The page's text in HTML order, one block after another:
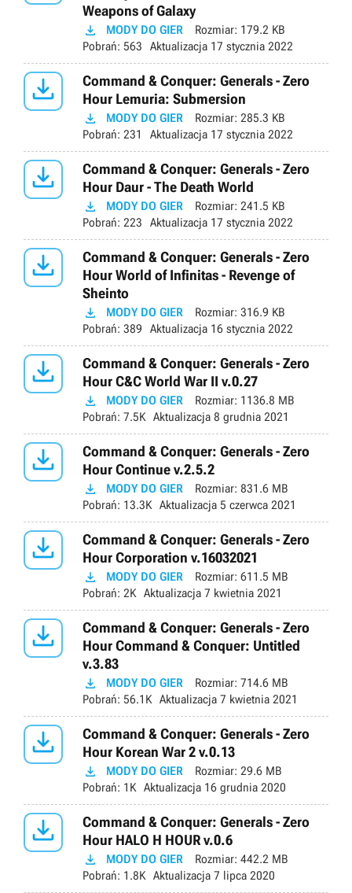
Weapons of Galaxy
 MODY DO GIER Rozmiar: 179.2 KB
Pobrań: 563 Aktualizacja 17 stycznia 2022

Command & Conquer: Generals - Zero
Hour Lemuria: Submersion
 MODY DO GIER Rozmiar: 285.3 KB
Pobrań: 231 Aktualizacja 17 stycznia 2022

Command & Conquer: Generals - Zero
Hour Daur - The Death World
 MODY DO GIER Rozmiar: 241.5 KB
Pobrań: 223 Aktualizacja 17 stycznia 2022

Command & Conquer: Generals - Zero
Hour World of Infinitas - Revenge of
Sheinto
 MODY DO GIER Rozmiar: 316.9 KB
Pobrań: 389 Aktualizacja 16 stycznia 2022

Command & Conquer: Generals - Zero
Hour C&C World War II v.0.27
 MODY DO GIER Rozmiar: 1136.8 MB
Pobrań: 7.5K Aktualizacja 8 grudnia 2021

Command & Conquer: Generals - Zero
Hour Continue v.2.5.2
 MODY DO GIER Rozmiar: 831.6 MB
Pobrań: 13.3K Aktualizacja 5 czerwca 2021

Command & Conquer: Generals - Zero
Hour Corporation v.16032021
 MODY DO GIER Rozmiar: 611.5 MB
Pobrań: 2K Aktualizacja 7 kwietnia 2021

Command & Conquer: Generals - Zero
Hour Command & Conquer: Untitled
v.3.83
 MODY DO GIER Rozmiar: 714.6 MB
Pobrań: 56.1K Aktualizacja 7 kwietnia 2021

Command & Conquer: Generals - Zero
Hour Korean War 2 v.0.13
 MODY DO GIER Rozmiar: 29.6 MB
Pobrań: 1K Aktualizacja 16 grudnia 2020

Command & Conquer: Generals - Zero
Hour HALO H HOUR v.0.6
 MODY DO GIER Rozmiar: 442.2 MB
Pobrań: 1.8K Aktualizacja 7 lipca 2020